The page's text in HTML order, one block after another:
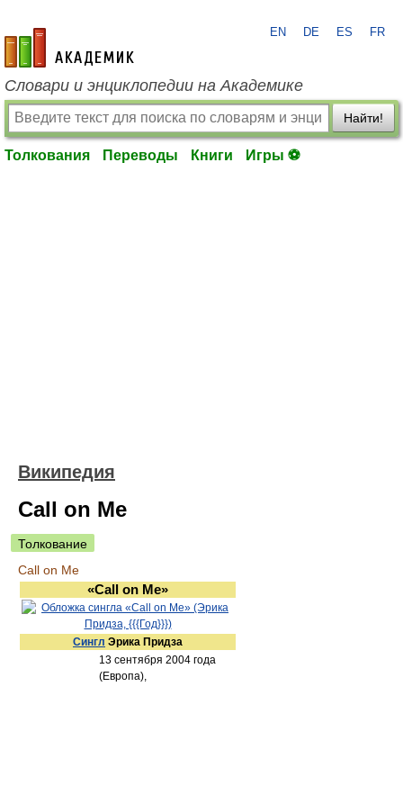
academic.ru
EN DE ES FR
Словари и энциклопедии на Академике
Найти!
Толкования Переводы Книги Игры ⚽
Википедия
Call on Me
Толкование
Call on Me
«Call on Me»
Сингл Эрика Придза
13 сентября 2004 года
(Европа),